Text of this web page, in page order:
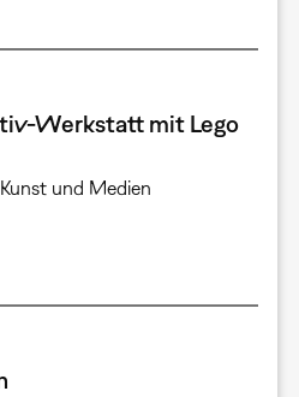
Werkstatt mit Lego
und Medien